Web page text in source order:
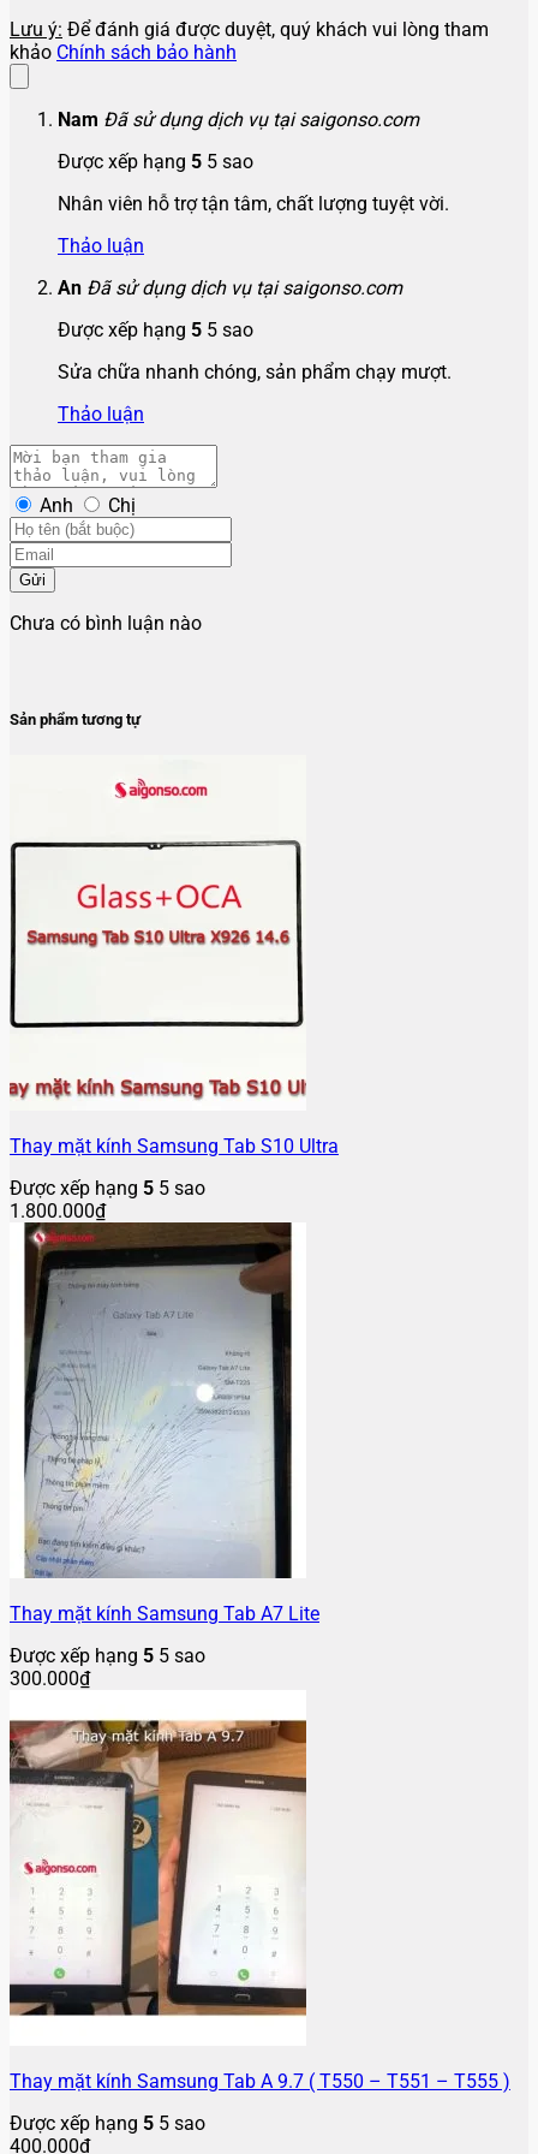
Lưu ý: Để đánh giá được duyệt, quý khách vui lòng tham
khảo Chính sách bảo hành
Nam Đã sử dụng dịch vụ tại saigonso.com
Được xếp hạng 5 5 sao
Nhân viên hỗ trợ tận tâm, chất lượng tuyệt vời.
Thảo luận
An Đã sử dụng dịch vụ tại saigonso.com
Được xếp hạng 5 5 sao
Sửa chữa nhanh chóng, sản phẩm chạy mượt.
Thảo luận
Anh Chị
Gửi
Chưa có bình luận nào
Sản phẩm tương tự
Thay mặt kính Samsung Tab S10 Ultra
Được xếp hạng 5 5 sao
1.800.000₫
Thay mặt kính Samsung Tab A7 Lite
Được xếp hạng 5 5 sao
300.000₫
Thay mặt kính Samsung Tab A 9.7 ( T550 – T551 – T555 )
Được xếp hạng 5 5 sao
400.000₫